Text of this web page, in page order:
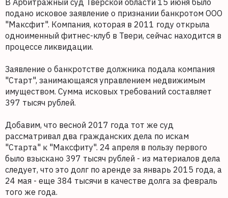
В Арбитражный суд Тверской области 15 июня было
подано исковое заявление о признании банкротом ООО
"Максфит". Компания, которая в 2011 году открыла
одноименный фитнес-клуб в Твери, сейчас находится в
процессе ликвидации.
Заявление о банкротстве должника подала компания
"Старт", занимающаяся управлением недвижимым
имуществом. Сумма исковых требований составляет
397 тысяч рублей.
Добавим, что весной 2017 года тот же суд
рассматривал два гражданских дела по искам
"Старта" к "Максфиту". 24 апреля в пользу первого
было взыскано 397 тысяч рублей - из материалов дела
следует, что это долг по аренде за январь 2015 года, а
24 мая - еще 384 тысячи в качестве долга за февраль
того же года.